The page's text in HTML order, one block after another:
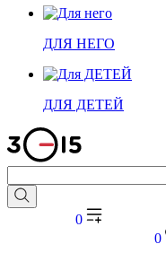
ДЛЯ НЕГО
ДЛЯ ДЕТЕЙ
0
0